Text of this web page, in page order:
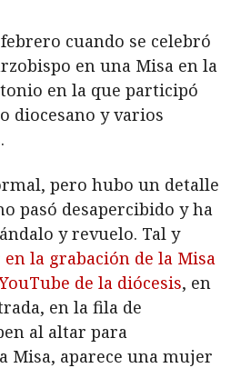
cuando se celebró
en una Misa en la
en la que participó
diocesano y varios
pero hubo un detalle
pasó desapercibido y ha
y revuelo. Tal y
en la grabación de la Misa
de la diócesis, en
en la fila de
al altar para
Misa, aparece una mujer